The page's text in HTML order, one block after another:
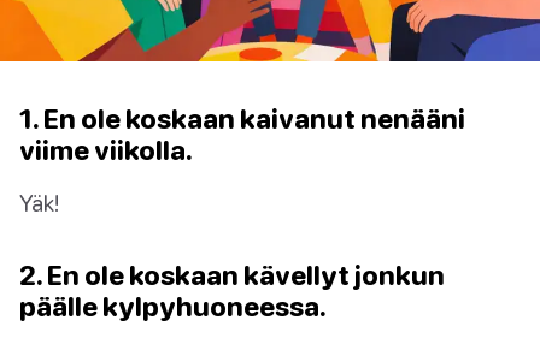
1. En ole koskaan kaivanut nenääni
viime viikolla.
Yäk!
2. En ole koskaan kävellyt jonkun
päälle kylpyhuoneessa.